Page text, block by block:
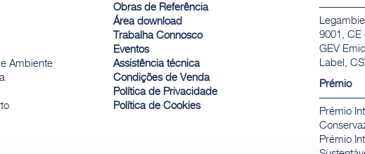
Ambiente
Obras de Referência
Área download
Trabalha Connosco
Eventos
Assistência técnica
Condições de Venda
Política de Privacidade
Política de Cookies
9001, CE
GEV
Label,
Prémio
Prémio
Prémio